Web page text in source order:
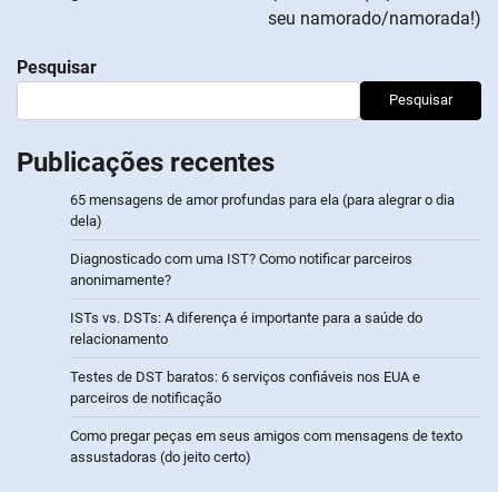
seu namorado/namorada!)
Pesquisar
Pesquisar
Publicações recentes
65 mensagens de amor profundas para ela (para alegrar o dia
dela)
Diagnosticado com uma IST? Como notificar parceiros
anonimamente?
ISTs vs. DSTs: A diferença é importante para a saúde do
relacionamento
Testes de DST baratos: 6 serviços confiáveis nos EUA e
parceiros de notificação
Como pregar peças em seus amigos com mensagens de texto
assustadoras (do jeito certo)